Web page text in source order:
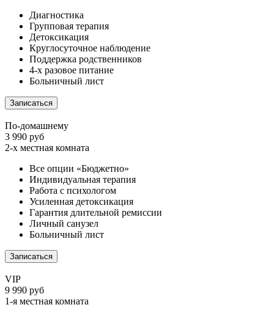
Диагностика
Групповая терапия
Детоксикация
Круглосуточное наблюдение
Поддержка родственников
4-х разовое питание
Больничный лист
Записаться
По-домашнему
3 990 руб
2-х местная комната
Все опции «Бюджетно»
Индивидуальная терапия
Работа с психологом
Усиленная детоксикация
Гарантия длительной ремиссии
Личный санузел
Больничный лист
Записаться
VIP
9 990 руб
1-я местная комната